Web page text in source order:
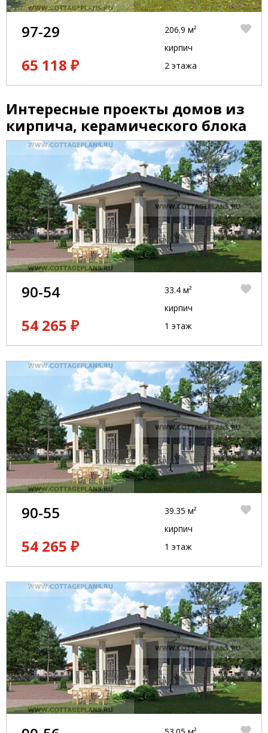
97-29
65 118 ₽
206.9 м²
кирпич
2 этажа
Интересные проекты домов из
кирпича, керамического блока
90-54
54 265 ₽
33.4 м²
кирпич
1 этаж
90-55
54 265 ₽
39.35 м²
кирпич
1 этаж